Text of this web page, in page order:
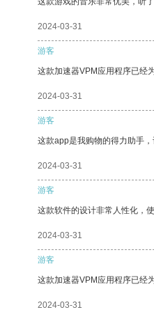
2024-03-31
游客
这款加速器VPM应用程序已经
2024-03-31
游客
这款app是我购物的得力助手
2024-03-31
游客
这款软件的设计非常人性化，
2024-03-31
游客
这款加速器VPM应用程序已经
2024-03-31